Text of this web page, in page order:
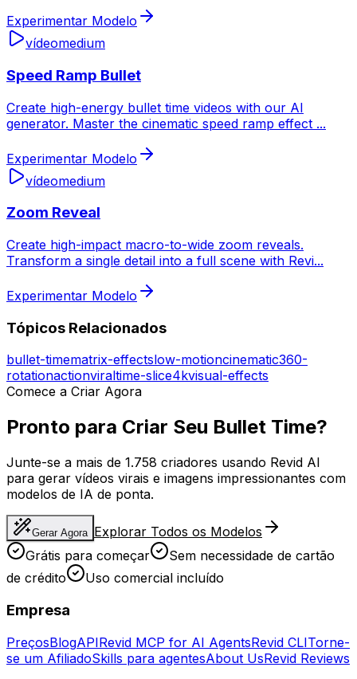
Experimentar Modelo
vídeomedium
Speed Ramp Bullet
Create high-energy bullet time videos with our AI
generator. Master the cinematic speed ramp effect ...
Experimentar Modelo
vídeomedium
Zoom Reveal
Create high-impact macro-to-wide zoom reveals.
Transform a single detail into a full scene with Revi...
Experimentar Modelo
Tópicos Relacionados
bullet-timematrix-effectslow-motioncinematic360-
rotationactionviraltime-slice4kvisual-effects
Comece a Criar Agora
Pronto para Criar Seu Bullet Time?
Junte-se a mais de 1.758 criadores usando Revid AI
para gerar vídeos virais e imagens impressionantes com
modelos de IA de ponta.
Gerar Agora Explorar Todos os Modelos
Grátis para começar
Sem necessidade de cartão
de crédito
Uso comercial incluído
Empresa
PreçosBlogAPIRevid MCP for AI AgentsRevid CLITorne-
se um AfiliadoSkills para agentesAbout UsRevid Reviews